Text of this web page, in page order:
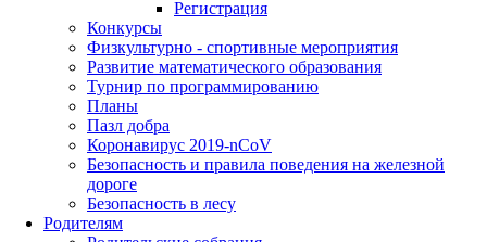
Регистрация
Конкурсы
Физкультурно - спортивные мероприятия
Развитие математического образования
Турнир по программированию
Планы
Пазл добра
Коронавирус 2019-nCoV
Безопасность и правила поведения на железной
дороге
Безопасность в лесу
Родителям